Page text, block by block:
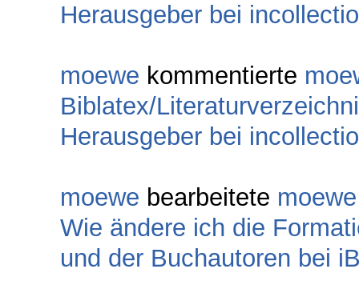
Herausgeber bei
moewe kommentierte
Biblatex/
Herausgeber bei
moewe bearbeitete moewe
Wie ändere ich die
und der Buchautoren bei